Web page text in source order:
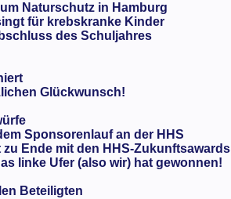
Naturschutz in Hamburg
für krebskranke Kinder
des Schuljahres
Glückwunsch!
Sponsorenlauf an der HHS
Ende mit den HHS-Zukunftsawards
linke Ufer (also wir) hat gewonnen!
Beteiligten